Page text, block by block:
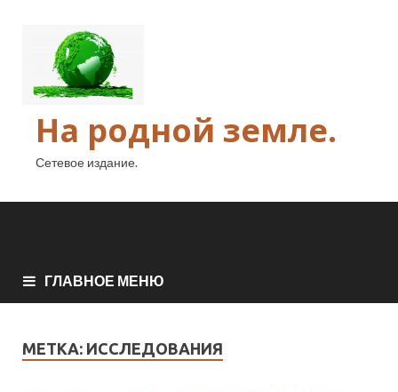
На родной земле.
Сетевое издание.
ГЛАВНОЕ МЕНЮ
МЕТКА: ИССЛЕДОВАНИЯ